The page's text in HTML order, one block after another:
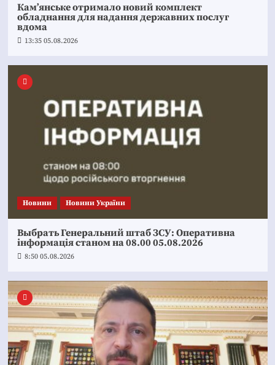
Кам’янське отримало новий комплект
обладнання для надання державних послуг
вдома
13:35 05.08.2026
Новини Новини України
Выбрать Генеральний штаб ЗСУ: Оперативна
інформація станом на 08.00 05.08.2026
8:50 05.08.2026